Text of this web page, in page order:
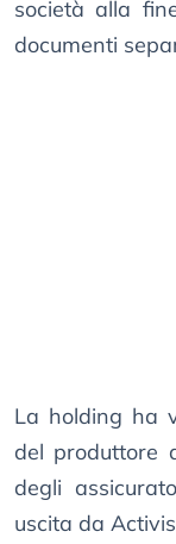
società alla
documenti
La holding ha
del produttore
degli
uscita da